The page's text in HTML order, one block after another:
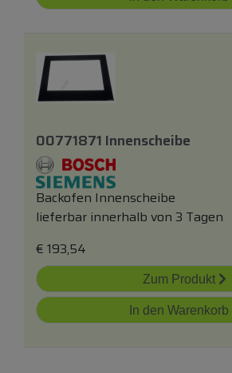
00771871 Innenscheibe
Backofen Innenscheibe
lieferbar innerhalb von 3 Tagen
€ 193,54
Zum Produkt
In den Warenkorb